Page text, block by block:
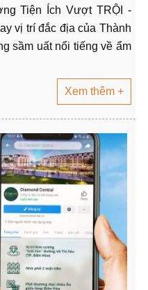
Tiện Ích Vượt TRỘI -
vị trí đắc địa của Thành
sầm uất nổi tiếng về ẩm
Xem thêm +